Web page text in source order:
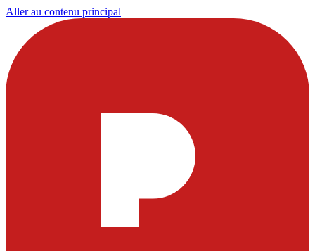
Aller au contenu principal